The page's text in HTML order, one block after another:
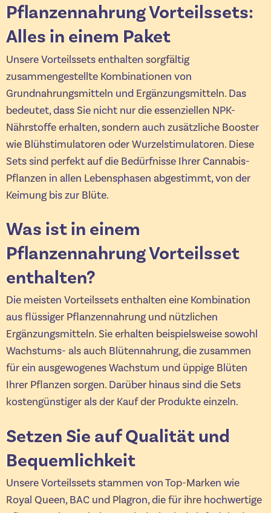
Pflanzennahrung Vorteilssets:
Alles in einem Paket
Unsere Vorteilssets enthalten sorgfältig
zusammengestellte Kombinationen von
Grundnahrungsmitteln und Ergänzungsmitteln. Das
bedeutet, dass Sie nicht nur die essenziellen NPK-
Nährstoffe erhalten, sondern auch zusätzliche Booster
wie Blühstimulatoren oder Wurzelstimulatoren. Diese
Sets sind perfekt auf die Bedürfnisse Ihrer Cannabis-
Pflanzen in allen Lebensphasen abgestimmt, von der
Keimung bis zur Blüte.
Was ist in einem
Pflanzennahrung Vorteilsset
enthalten?
Die meisten Vorteilssets enthalten eine Kombination
aus flüssiger Pflanzennahrung und nützlichen
Ergänzungsmitteln. Sie erhalten beispielsweise sowohl
Wachstums- als auch Blütennahrung, die zusammen
für ein ausgewogenes Wachstum und üppige Blüten
Ihrer Pflanzen sorgen. Darüber hinaus sind die Sets
kostengünstiger als der Kauf der Produkte einzeln.
Setzen Sie auf Qualität und
Bequemlichkeit
Unsere Vorteilssets stammen von Top-Marken wie
Royal Queen, BAC und Plagron, die für ihre hochwertige